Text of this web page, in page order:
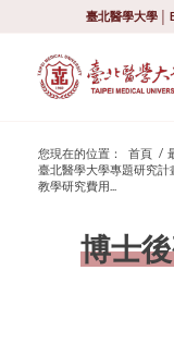
臺北醫學大學 │
您現在的位置： 首頁 /
臺北醫學大學專題研究
教學研究費用...
博士